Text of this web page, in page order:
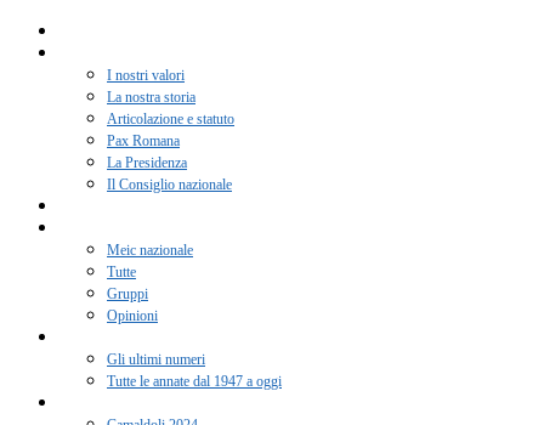
I nostri valori
La nostra storia
Articolazione e statuto
Pax Romana
La Presidenza
Il Consiglio nazionale
Meic nazionale
Tutte
Gruppi
Opinioni
Gli ultimi numeri
Tutte le annate dal 1947 a oggi